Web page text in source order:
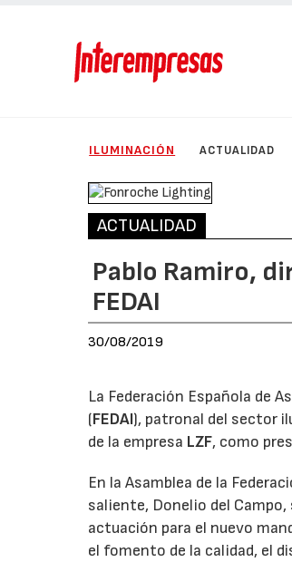
ILUMINACIÓN ACTUALIDAD
ACTUALIDAD
Pablo Ramiro,
FEDAI
30/08/2019
La Federación Española de
(FEDAI), patronal del sector
de la empresa LZF, como
En la Asamblea de la
saliente, Donelio del
actuación para el nuevo
el fomento de la calidad, el